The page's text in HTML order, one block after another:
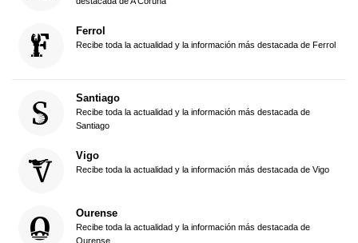
Ferrol
Recibe toda la actualidad y la información más destacada de Ferrol
Santiago
Recibe toda la actualidad y la información más destacada de
Santiago
Vigo
Recibe toda la actualidad y la información más destacada de Vigo
Ourense
Recibe toda la actualidad y la información más destacada de
Ourense